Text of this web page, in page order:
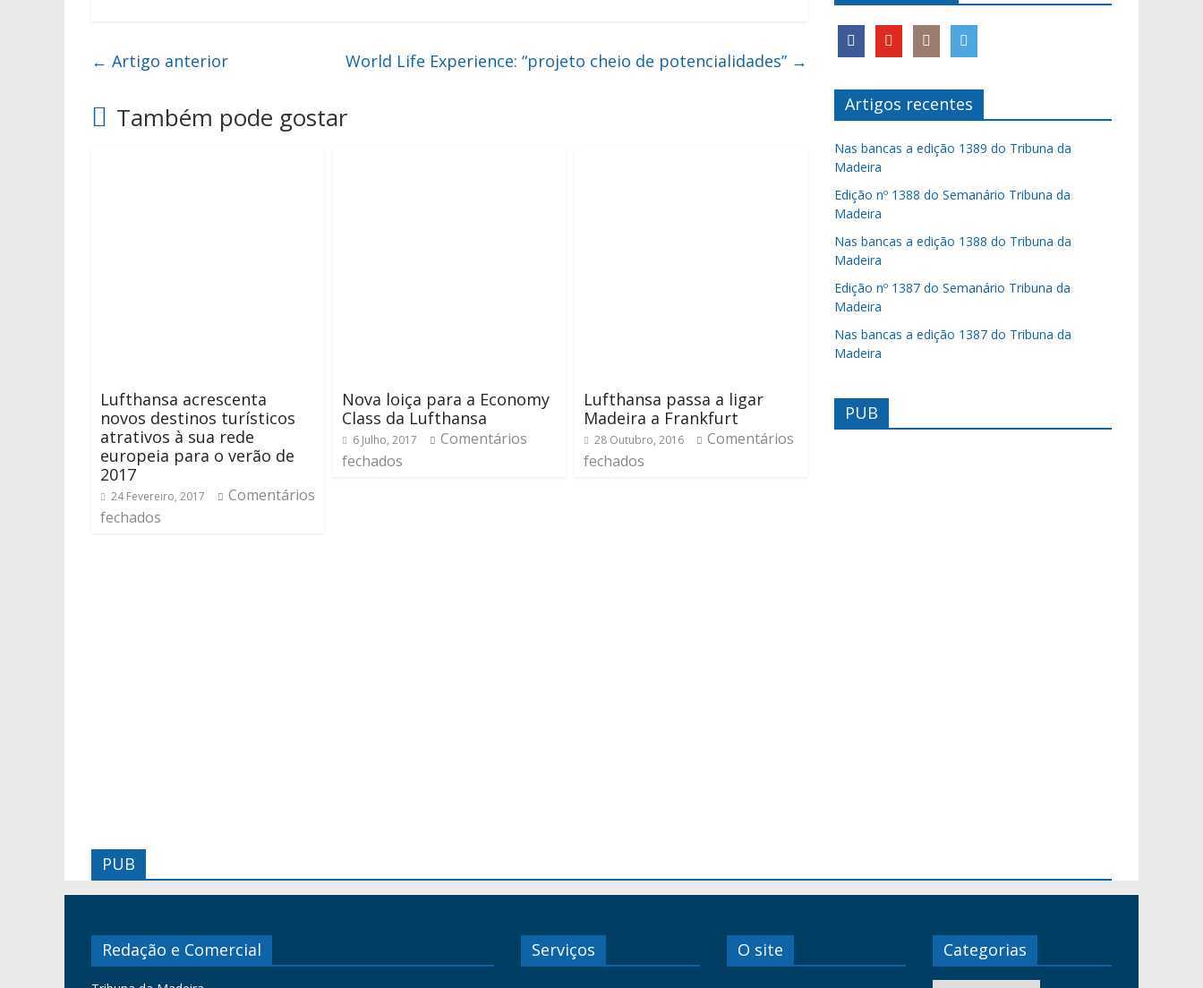
← Artigo anterior World Life Experience: “projeto cheio de potencialidades” →
Também pode gostar
Lufthansa acrescenta
novos destinos turísticos
atrativos à sua rede
europeia para o verão de
2017
24 Fevereiro, 2017
Comentários
fechados
Nova loiça para a Economy
Class da Lufthansa
6 Julho, 2017
Comentários
fechados
Lufthansa passa a ligar
Madeira a Frankfurt
28 Outubro, 2016
Comentários
fechados
Artigos recentes
Nas bancas a edição 1389 do Tribuna da
Madeira
Edição nº 1388 do Semanário Tribuna da
Madeira
Nas bancas a edição 1388 do Tribuna da
Madeira
Edição nº 1387 do Semanário Tribuna da
Madeira
Nas bancas a edição 1387 do Tribuna da
Madeira
PUB
PUB
Redação e Comercial Serviços O site Categorias